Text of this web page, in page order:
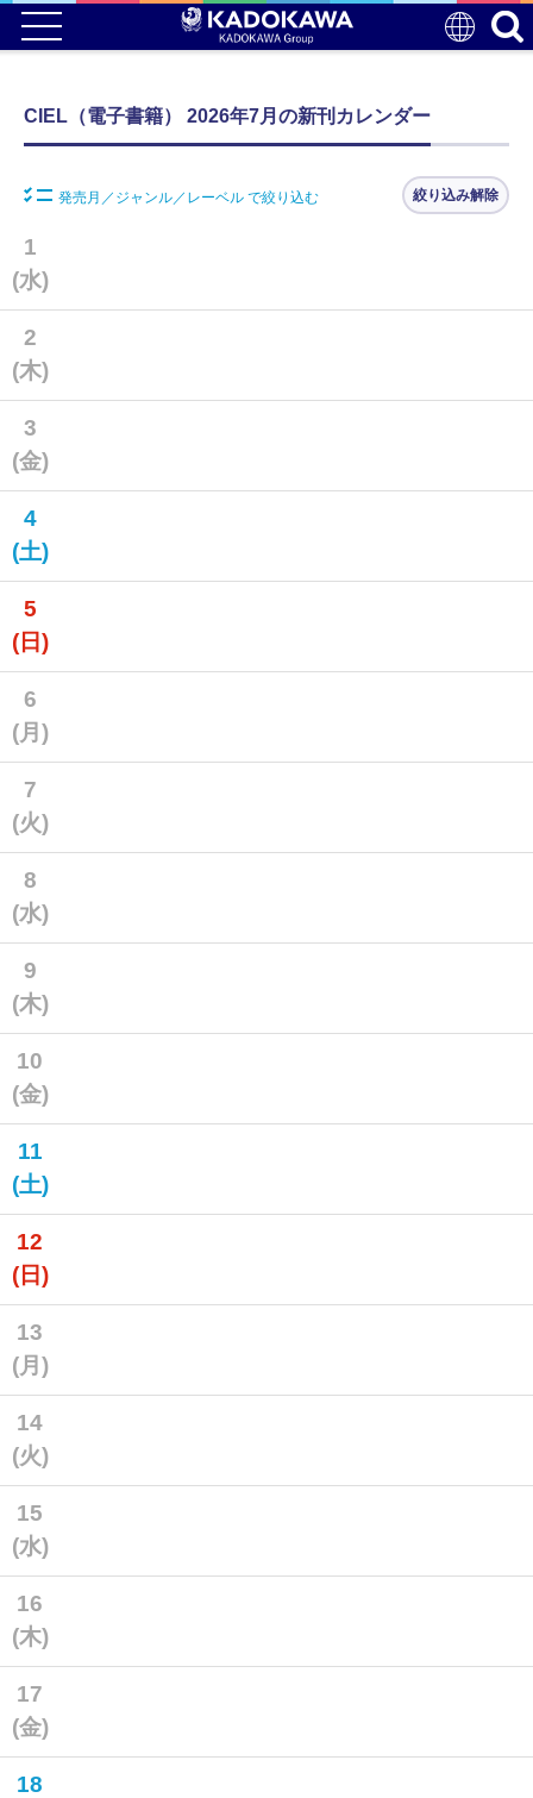
CIEL（電子書籍） 2026年7月の新刊カレンダー
発売月／ジャンル／レーベル で絞り込む 絞り込み解除
1
(水)
2
(木)
3
(金)
4
(土)
5
(日)
6
(月)
7
(火)
8
(水)
9
(木)
10
(金)
11
(土)
12
(日)
13
(月)
14
(火)
15
(水)
16
(木)
17
(金)
18